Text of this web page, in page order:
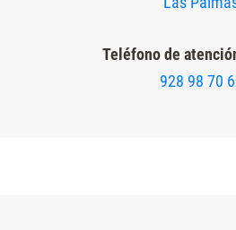
Teléfono de
928 98 70